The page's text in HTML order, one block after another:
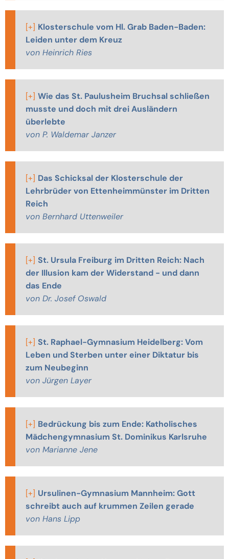
[+] Klosterschule vom Hl. Grab Baden-Baden:
Leiden unter dem Kreuz
von Heinrich Ries
[+] Wie das St. Paulusheim Bruchsal schließen
musste und doch mit drei Ausländern
überlebte
von P. Waldemar Janzer
[+] Das Schicksal der Klosterschule der
Lehrbrüder von Ettenheimmünster im Dritten
Reich
von Bernhard Uttenweiler
[+] St. Ursula Freiburg im Dritten Reich: Nach
der Illusion kam der Widerstand - und dann
das Ende
von Dr. Josef Oswald
[+] St. Raphael-Gymnasium Heidelberg: Vom
Leben und Sterben unter einer Diktatur bis
zum Neubeginn
von Jürgen Layer
[+] Bedrückung bis zum Ende: Katholisches
Mädchengymnasium St. Dominikus Karlsruhe
von Marianne Jene
[+] Ursulinen-Gymnasium Mannheim: Gott
schreibt auch auf krummen Zeilen gerade
von Hans Lipp